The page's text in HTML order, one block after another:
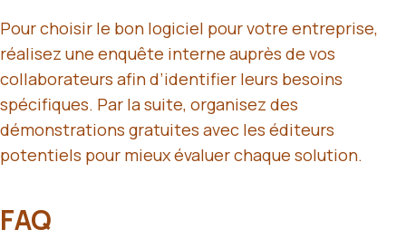
Pour choisir le bon logiciel pour votre entreprise,
réalisez une enquête interne auprès de vos
collaborateurs afin d’identifier leurs besoins
spécifiques. Par la suite, organisez des
démonstrations gratuites avec les éditeurs
potentiels pour mieux évaluer chaque solution.
FAQ